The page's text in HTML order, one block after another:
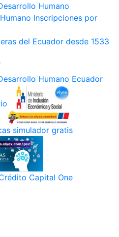
Humano
Inscripciones por
del Ecuador desde 1533
Humano Ecuador
simulador gratis
Capital One